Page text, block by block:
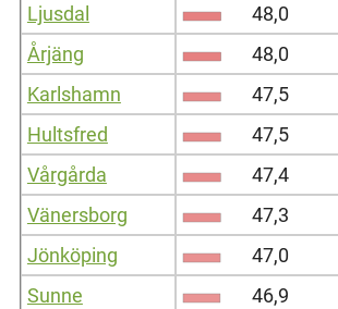
Ljusdal
48,0
Årjäng
48,0
Karlshamn
47,5
Hultsfred
47,5
Vårgårda
47,4
Vänersborg
47,3
Jönköping
47,0
Sunne
46,9